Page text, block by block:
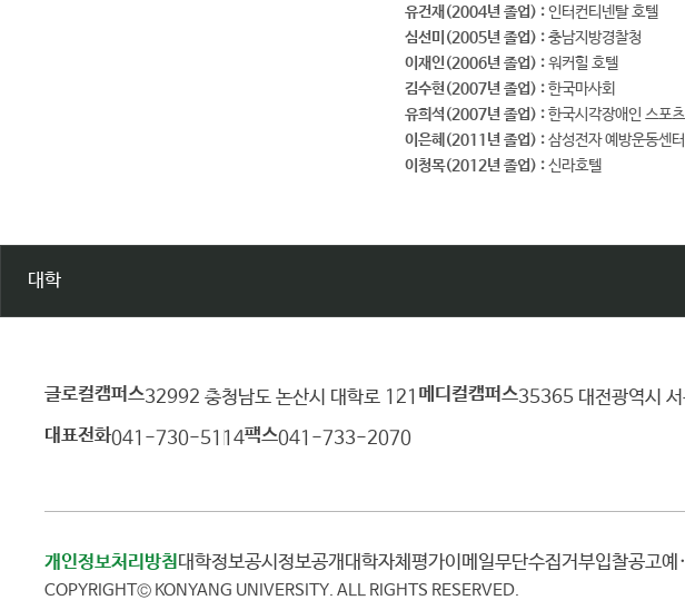
유건재(2004년 졸업) :인터컨티넨탈 호텔
심선미(2005년 졸업) :충남지방경찰청
이재인(2006년 졸업) :워커힐 호텔
김수현(2007년 졸업) :한국마사회
유희석(2007년 졸업) :한국시각장애인 스포
이은혜(2011년 졸업) :삼성전자 예방운동센터
이청목(2012년 졸업) :신라호텔
대학
건
양
교
글로컬캠퍼스 32992 충청남도 논산시 대학로 121 메디컬캠퍼스 35365 대전광역시
대표전화 041-730-5114 팩스 041-733-2070
개인정보처리방침 대학정보공시 정보공개 대학자체평가 이메일무단수집거부 입찰공고
COPYRIGHT© KONYANG UNIVERSITY. ALL RIGHTS RESERVED.